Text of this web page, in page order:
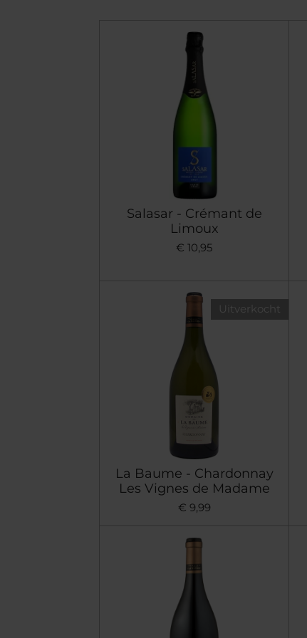
Salasar - Crémant de
Limoux
€ 10,95
Uitverkocht
La Baume - Chardonnay
Les Vignes de Madame
€ 9,99